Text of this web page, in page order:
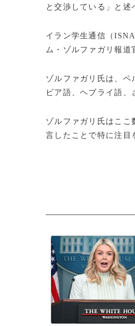
と交渉している」と述
イラン学生通信（
ム・ゾルファガリ報道
ゾルファガリ氏は、ペ
ビア語、ヘブライ語、
ゾルファガリ氏はここ
言したことで特に注目